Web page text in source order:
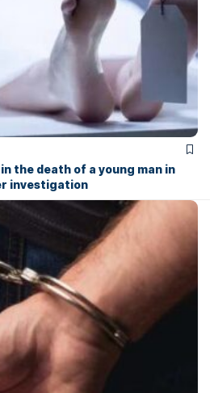
the death of a young man in
investigation